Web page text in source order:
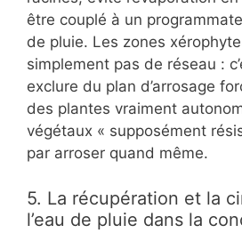
être couplé à un
de pluie. Les zones
simplement pas de réseau :
exclure du plan d’arrosage
des plantes vraiment
végétaux « supposément
par arroser quand même.
5. La récupération et la
l’eau de pluie dans la